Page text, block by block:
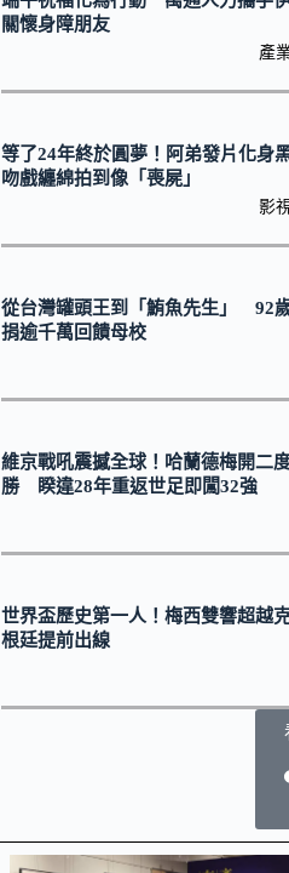
關懷身障朋友
產
等了24年終於圓夢！阿弟發片化身
吻戲纏綿拍到像「喪屍」
影
從台灣罐頭王到「鮪魚先生」 92
捐逾千萬回饋母校
維京戰吼震撼全球！哈蘭德梅開二
勝 睽違28年重返世足即闖32強
世界盃歷史第一人！梅西雙響超越
根廷提前出線